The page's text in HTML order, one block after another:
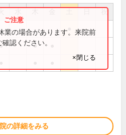
祝
●
業の場合があります。来院前
認ください。
×閉じる
の詳細をみる